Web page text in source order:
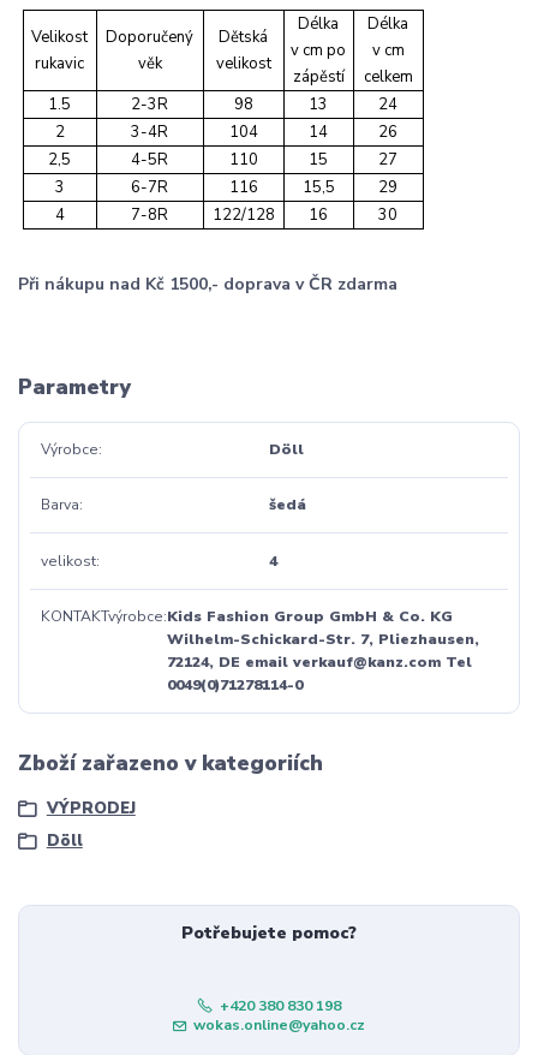
Velikost
rukavic
Doporučený
věk
Dětská
velikost
Délka
v cm po
zápěstí
Délka
v cm
celkem
1.5
2-3R 98 13
24
2
3-4R 104 14
26
2,5
4-5R 110 15
27
3
6-7R 116 15,5
29
4
7-8R 122/128 16 30
Při nákupu nad Kč 1500,- doprava v ČR zdarma
Parametry
Výrobce Döll
Barva šedá
velikost 4
KONTAKTvýrobce Kids Fashion Group GmbH & Co. KG
Wilhelm-Schickard-Str. 7, Pliezhausen,
72124, DE email verkauf@kanz.com Tel
0049(0)71278114-0
Zboží zařazeno v kategoriích
VÝPRODEJ
Döll
Potřebujete pomoc?
+420 380 830 198
wokas.online@yahoo.cz